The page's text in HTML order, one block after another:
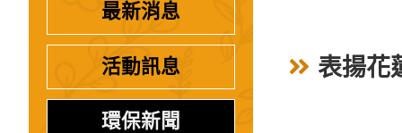
最新消息
活動訊息
環保新聞
表揚花